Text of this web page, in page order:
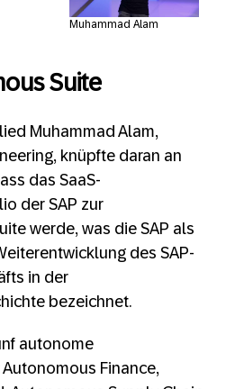
Muhammad Alam
Suite
Muhammad Alam,
knüpfte daran an
das SaaS-
der SAP zur
werde, was die SAP als
des SAP-
in der
bezeichnet.
autonome
Finance,